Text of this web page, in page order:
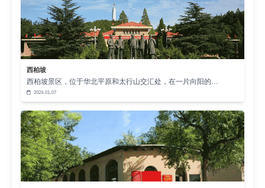
镇党支部通过移植“红色议事厅”模式，将党史学习与民
生工程结合，3个月内解决积压问题32件。这种将红
色教育转化为服务效能的路径，为乡村振兴提供了可
复制的党建样板。
总结：西柏坡红色教育基地以历史厚度赋能党建
深度，用创新维度拓展实践广度，成功打通了红色资
源与基层治理的转化通道。在新时代征程中，这种“铸
魂+赋能”的双轮驱动模式，将持续为基层党组织注入
澎湃动能，书写党群同心、砥砺奋进的崭新篇章。
西柏坡
西柏坡景区，位于华北平原和太行山交汇处，在一片向阳的…
2024-01-07